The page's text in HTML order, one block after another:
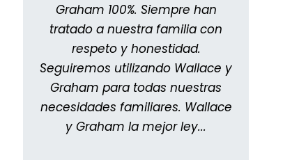
Graham 100%. Siempre han
tratado a nuestra familia con
respeto y honestidad.
Seguiremos utilizando Wallace y
Graham para todas nuestras
necesidades familiares. Wallace
y Graham la mejor ley...